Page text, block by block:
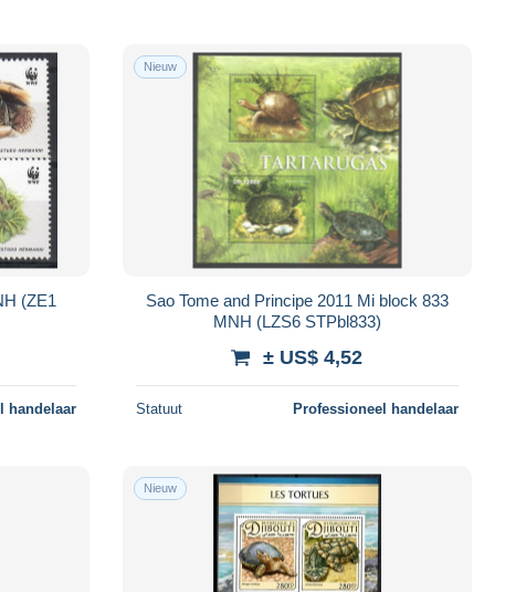
(ZE1
handelaar
Nieuw
Sao Tome and Principe 2011 Mi block 833
MNH (LZS6 STPbl833)
± US$ 4,52
Statuut Professioneel handelaar
Nieuw